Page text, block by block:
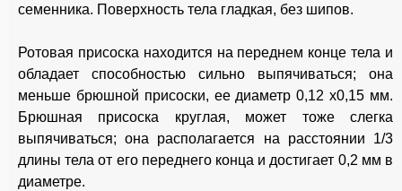
семенника. Поверхность тела гладкая, без шипов.
Ротовая присоска находится на переднем конце тела и
обладает способностью сильно выпячиваться; она
меньше брюшной присоски, ее диаметр 0,12 х0,15 мм.
Брюшная присоска круглая, может тоже слегка
выпячиваться; она располагается на расстоянии 1/3
длины тела от его переднего конца и достигает 0,2 мм в
диаметре.